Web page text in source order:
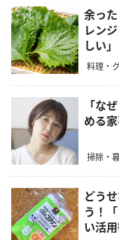
余っ
レン
しい」
料理・
「な
める
掃除・
どう
う！
い活